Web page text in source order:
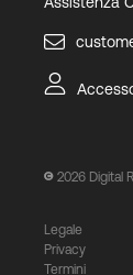
2026 Digital
Legale
Privacy
Termini